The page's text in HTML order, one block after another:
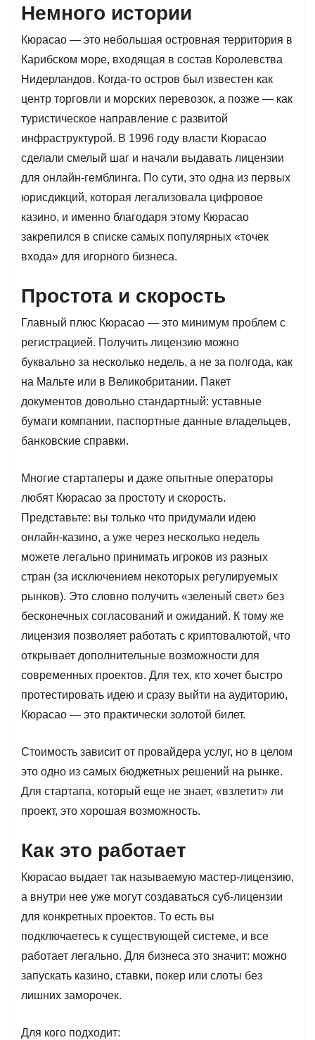
Немного истории
Кюрасао — это небольшая островная территория в
Карибском море, входящая в состав Королевства
Нидерландов. Когда-то остров был известен как
центр торговли и морских перевозок, а позже — как
туристическое направление с развитой
инфраструктурой. В 1996 году власти Кюрасао
сделали смелый шаг и начали выдавать лицензии
для онлайн-гемблинга. По сути, это одна из первых
юрисдикций, которая легализовала цифровое
казино, и именно благодаря этому Кюрасао
закрепился в списке самых популярных «точек
входа» для игорного бизнеса.
Простота и скорость
Главный плюс Кюрасао — это минимум проблем с
регистрацией. Получить лицензию можно
буквально за несколько недель, а не за полгода, как
на Мальте или в Великобритании. Пакет
документов довольно стандартный: уставные
бумаги компании, паспортные данные владельцев,
банковские справки.
Многие стартаперы и даже опытные операторы
любят Кюрасао за простоту и скорость.
Представьте: вы только что придумали идею
онлайн-казино, а уже через несколько недель
можете легально принимать игроков из разных
стран (за исключением некоторых регулируемых
рынков). Это словно получить «зеленый свет» без
бесконечных согласований и ожиданий. К тому же
лицензия позволяет работать с криптовалютой, что
открывает дополнительные возможности для
современных проектов. Для тех, кто хочет быстро
протестировать идею и сразу выйти на аудиторию,
Кюрасао — это практически золотой билет.
Стоимость зависит от провайдера услуг, но в целом
это одно из самых бюджетных решений на рынке.
Для стартапа, который еще не знает, «взлетит» ли
проект, это хорошая возможность.
Как это работает
Кюрасао выдает так называемую мастер-лицензию,
а внутри нее уже могут создаваться суб-лицензии
для конкретных проектов. То есть вы
подключаетесь к существующей системе, и все
работает легально. Для бизнеса это значит: можно
запускать казино, ставки, покер или слоты без
лишних заморочек.
Для кого подходит: